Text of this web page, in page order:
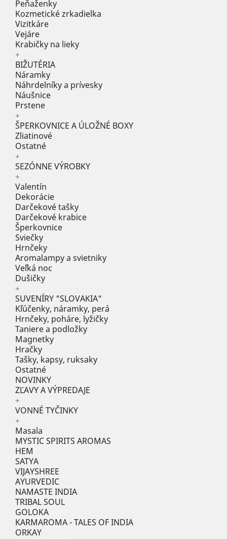
Peňaženky
Kozmetické zrkadielka
Vizitkáre
Vejáre
Krabičky na lieky
+
BIŽUTÉRIA
Náramky
Náhrdelníky a prívesky
Náušnice
Prstene
+
ŠPERKOVNICE A ÚLOŽNÉ BOXY
Zliatinové
Ostatné
+
SEZÓNNE VÝROBKY
+
Valentín
Dekorácie
Darčekové tašky
Darčekové krabice
Šperkovnice
Sviečky
Hrnčeky
Aromalampy a svietniky
Veľká noc
Dušičky
+
SUVENÍRY "SLOVAKIA"
Kľúčenky, náramky, perá
Hrnčeky, poháre, lyžičky
Taniere a podložky
Magnetky
Hračky
Tašky, kapsy, ruksaky
Ostatné
NOVINKY
ZĽAVY A VÝPREDAJE
+
VONNÉ TYČINKY
+
Masala
MYSTIC SPIRITS AROMAS
HEM
SATYA
VIJAYSHREE
AYURVEDIC
NAMASTE INDIA
TRIBAL SOUL
GOLOKA
KARMAROMA - TALES OF INDIA
ORKAY